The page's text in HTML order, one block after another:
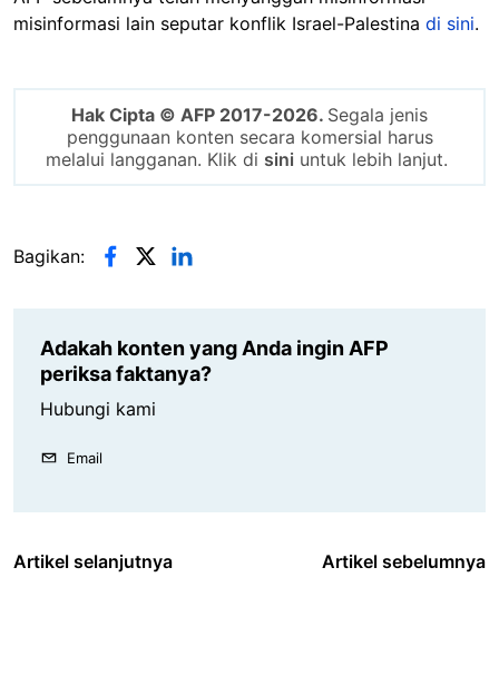
misinformasi lain seputar konflik Israel-Palestina di sini.
Hak Cipta © AFP 2017-2026. Segala jenis
penggunaan konten secara komersial harus
melalui langganan. Klik di sini untuk lebih lanjut.
Bagikan:
Adakah konten yang Anda ingin AFP
periksa faktanya?
Hubungi kami
Email
Artikel selanjutnya Artikel sebelumnya